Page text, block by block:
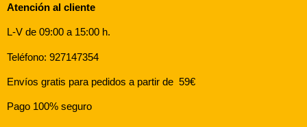
Atención al cliente
L-V de 09:00 a 15:00 h.
Teléfono: 927147354
Envíos gratis para pedidos a partir de 59€
Pago 100% seguro